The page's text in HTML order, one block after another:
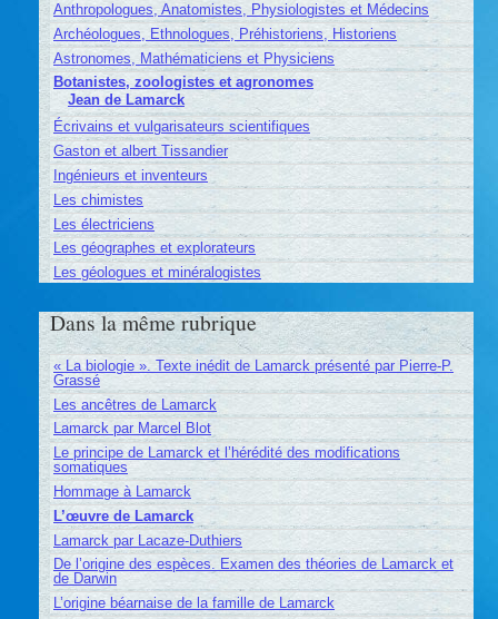
Anthropologues, Anatomistes, Physiologistes et Médecins
Archéologues, Ethnologues, Préhistoriens, Historiens
Astronomes, Mathématiciens et Physiciens
Botanistes, zoologistes et agronomes
Jean de Lamarck
Écrivains et vulgarisateurs scientifiques
Gaston et albert Tissandier
Ingénieurs et inventeurs
Les chimistes
Les électriciens
Les géographes et explorateurs
Les géologues et minéralogistes
Dans la même rubrique
« La biologie ». Texte inédit de Lamarck présenté par Pierre-P.
Grassé
Les ancêtres de Lamarck
Lamarck par Marcel Blot
Le principe de Lamarck et l’hérédité des modifications
somatiques
Hommage à Lamarck
L’œuvre de Lamarck
Lamarck par Lacaze-Duthiers
De l’origine des espèces. Examen des théories de Lamarck et
de Darwin
L’origine béarnaise de la famille de Lamarck